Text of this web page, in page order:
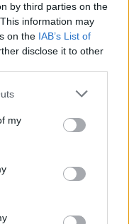
by third parties on the
information may
on the IAB’s List of
disclose it to other
one or more Google
You may click to
third-party tags to
in below Google
my
már?